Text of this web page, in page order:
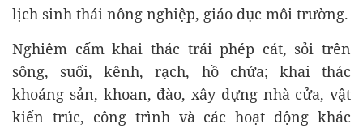
lịch sinh thái nông nghiệp, giáo dục môi trường.
Nghiêm cấm khai thác trái phép cát, sỏi trên
sông, suối, kênh, rạch, hồ chứa; khai thác
khoáng sản, khoan, đào, xây dựng nhà cửa, vật
kiến trúc, công trình và các hoạt động khác